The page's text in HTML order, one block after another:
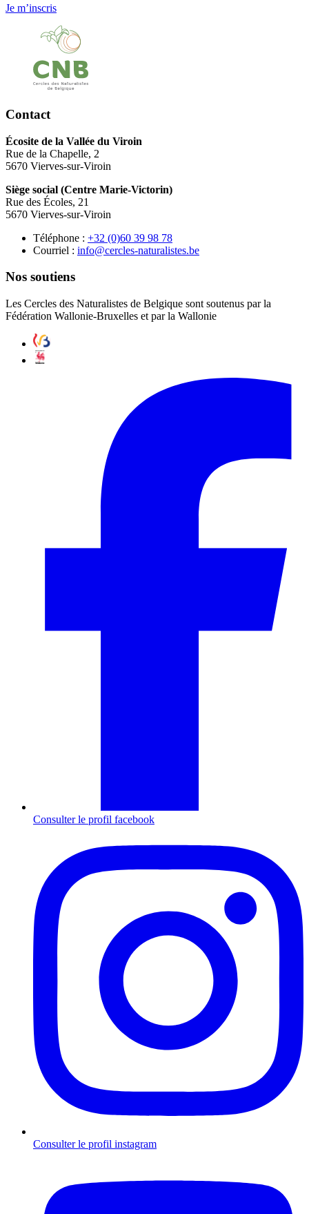
Je m’inscris
Contact
Écosite de la Vallée du Viroin
Rue de la Chapelle, 2
5670 Vierves-sur-Viroin
Siège social (Centre Marie-Victorin)
Rue des Écoles, 21
5670 Vierves-sur-Viroin
Téléphone : 87 89 93 06(0) 23+
Courriel : eb.setsilarutan-selcrec@ofni
Nos soutiens
Les Cercles des Naturalistes de Belgique sont soutenus par la
Fédération Wallonie-Bruxelles et par la Wallonie
Consulter le profil facebook
Consulter le profil instagram